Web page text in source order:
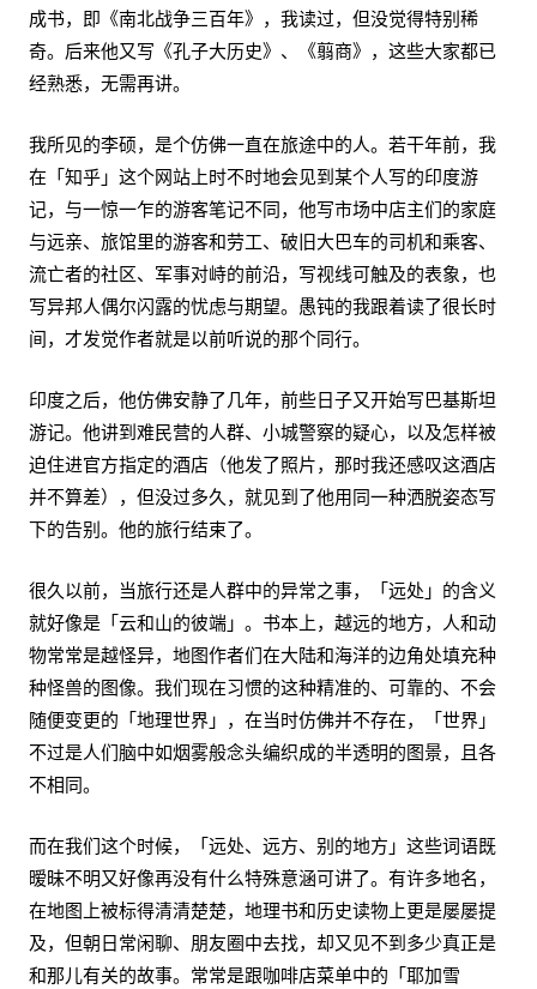
成书，即《南北战争三百年》，我读过，但没觉得特别稀
奇。后来他又写《孔子大历史》、《翦商》，这些大家都已
经熟悉，无需再讲。
我所见的李硕，是个仿佛一直在旅途中的人。若干年前，我
在「知乎」这个网站上时不时地会见到某个人写的印度游
记，与一惊一乍的游客笔记不同，他写市场中店主们的家庭
与远亲、旅馆里的游客和劳工、破旧大巴车的司机和乘客、
流亡者的社区、军事对峙的前沿，写视线可触及的表象，也
写异邦人偶尔闪露的忧虑与期望。愚钝的我跟着读了很长时
间，才发觉作者就是以前听说的那个同行。
印度之后，他仿佛安静了几年，前些日子又开始写巴基斯坦
游记。他讲到难民营的人群、小城警察的疑心，以及怎样被
迫住进官方指定的酒店（他发了照片，那时我还感叹这酒店
并不算差），但没过多久，就见到了他用同一种洒脱姿态写
下的告别。他的旅行结束了。
很久以前，当旅行还是人群中的异常之事，「远处」的含义
就好像是「云和山的彼端」。书本上，越远的地方，人和动
物常常是越怪异，地图作者们在大陆和海洋的边角处填充种
种怪兽的图像。我们现在习惯的这种精准的、可靠的、不会
随便变更的「地理世界」，在当时仿佛并不存在，「世界」
不过是人们脑中如烟雾般念头编织成的半透明的图景，且各
不相同。
而在我们这个时候，「远处、远方、别的地方」这些词语既
暧昧不明又好像再没有什么特殊意涵可讲了。有许多地名，
在地图上被标得清清楚楚，地理书和历史读物上更是屡屡提
及，但朝日常闲聊、朋友圈中去找，却又见不到多少真正是
和那儿有关的故事。常常是跟咖啡店菜单中的「耶加雪